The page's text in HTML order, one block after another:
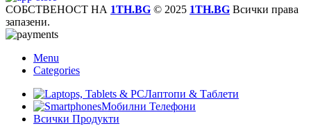
СОБСТВЕНОСТ НА 1TH.BG © 2025 1TH.BG Всички права
запазени.
Menu
Categories
Лаптопи & Таблети
Мобилни Телефони
Всички Продукти